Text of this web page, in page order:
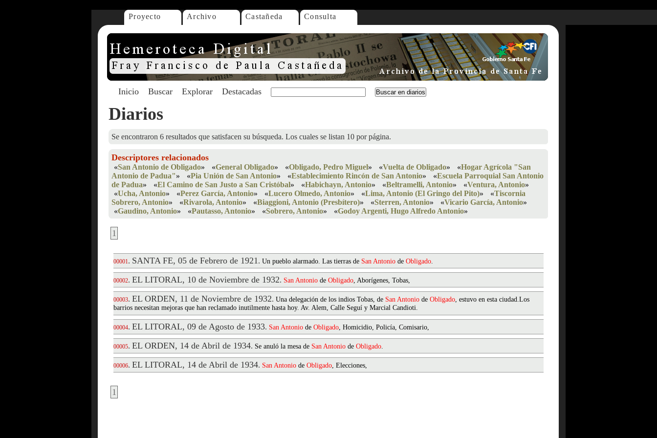
Proyecto Archivo Castañeda Consulta
Inicio Buscar Explorar Destacadas
Diarios
Se encontraron 6 resultados que satisfacen su búsqueda. Los cuales se listan 10 por página.
Descriptores relacionados
«San Antonio de Obligado» «General Obligado» «Obligado, Pedro Miguel» «Vuelta de Obligado» «Hogar Agrícola "San
Antonio de Padua"» «Pia Unión de San Antonio» «Establecimiento Rincón de San Antonio» «Escuela Parroquial San Antonio
de Padua» «El Camino de San Justo a San Cristóbal» «Habichayn, Antonio» «Beltramelli, Antonio» «Ventura, Antonio»
«Ucha, Antonio» «Perez García, Antonio» «Lucero Olmedo, Antonio» «Lima, Antonio (El Gringo del Pito)» «Tiscornia
Sobrero, Antonio» «Rivarola, Antonio» «Biaggioni, Antonio (Presbítero)» «Sterren, Antonio» «Vicario García, Antonio»
«Gaudino, Antonio» «Pautasso, Antonio» «Sobrero, Antonio» «Godoy Argenti, Hugo Alfredo Antonio»
1
00001. SANTA FE, 05 de Febrero de 1921. Un pueblo alarmado. Las tierras de San Antonio de Obligado.
00002. EL LITORAL, 10 de Noviembre de 1932. San Antonio de Obligado, Aborígenes, Tobas,
00003. EL ORDEN, 11 de Noviembre de 1932. Una delegación de los indios Tobas, de San Antonio de Obligado, estuvo en esta ciudad.Los
barrios necesitan mejoras que han reclamado inutilmente hasta hoy. Av. Alem, Calle Seguí y Marcial Candioti.
00004. EL LITORAL, 09 de Agosto de 1933. San Antonio de Obligado, Homicidio, Policía, Comisario,
00005. EL ORDEN, 14 de Abril de 1934. Se anuló la mesa de San Antonio de Obligado.
00006. EL LITORAL, 14 de Abril de 1934. San Antonio de Obligado, Elecciones,
1